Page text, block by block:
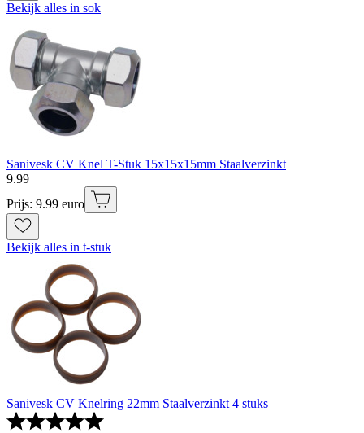
Bekijk alles in sok
Sanivesk CV Knel T-Stuk 15x15x15mm Staalverzinkt
9.99
Prijs: 9.99 euro
Bekijk alles in t-stuk
Sanivesk CV Knelring 22mm Staalverzinkt 4 stuks